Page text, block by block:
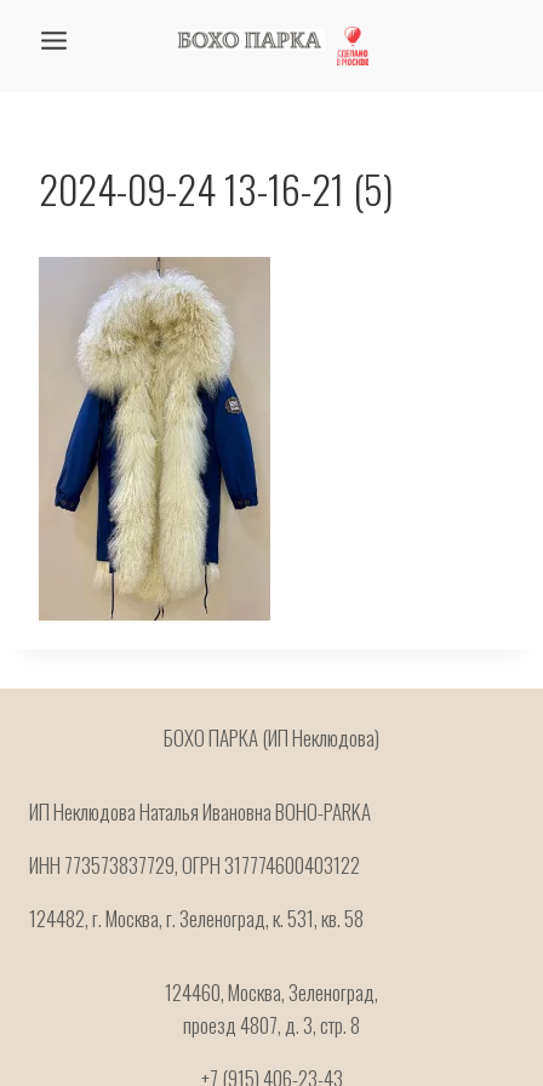
2024-09-24 13-16-21 (5)
БОХО ПАРКА (ИП Неклюдова)
ИП Неклюдова Наталья Ивановна BOHO-PARKA
ИНН 773573837729, ОГРН 317774600403122
124482, г. Москва, г. Зеленоград, к. 531, кв. 58
124460, Москва, Зеленоград,
проезд 4807, д. 3, стр. 8
+7 (915) 406-23-43